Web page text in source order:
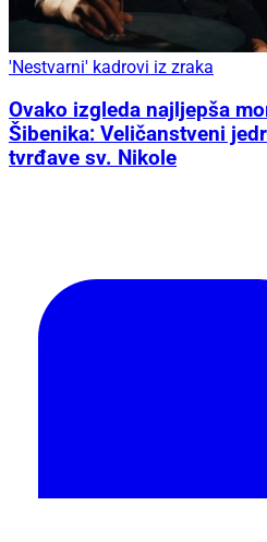
'Nestvarni' kadrovi iz zraka
Ovako izgleda najljepša
Šibenika: Veličanstveni
tvrđave sv. Nikole